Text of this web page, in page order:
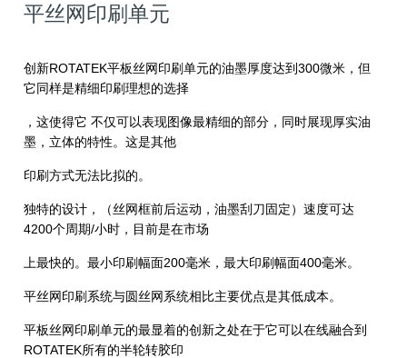
平丝网印刷单元
创新ROTATEK平板丝网印刷单元的油墨厚度达到300微米，但
它同样是精细印刷理想的选择
，这使得它 不仅可以表现图像最精细的部分，同时展现厚实油
墨，立体的特性。这是其他
印刷方式无法比拟的。
独特的设计，（丝网框前后运动，油墨刮刀固定）速度可达
4200个周期/小时，目前是在市场
上最快的。最小印刷幅面200毫米，最大印刷幅面400毫米。
平丝网印刷系统与圆丝网系统相比主要优点是其低成本。
平板丝网印刷单元的最显着的创新之处在于它可以在线融合到
ROTATEK所有的半轮转胶印